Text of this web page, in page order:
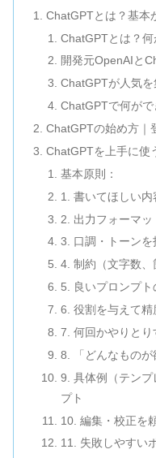
ChatGPTとは？基本
ChatGPTとは？
開発元OpenAIと
ChatGPTが人気
ChatGPTで何が
ChatGPTの始め方｜
ChatGPTを上手に使
基本原則：
1. 書いてほしい内
2. 出力フォーマッ
3. 口調・トーンを
4. 制約（文字数
5. 良いプロンプ
6. 役割を与えて精
7. 何回かやりとり
8. 「どんなものが
9. 具体例（テン
プト
10. 編集・校正を
11. 失敗しやすい